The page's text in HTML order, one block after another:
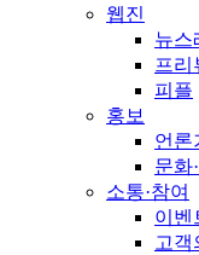
웹진
뉴스
프리
피플
홍보
언론
문화
소통·참여
이벤
고객